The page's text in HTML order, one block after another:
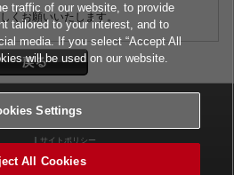
くお願いいたします。
サイトポリシー
お問い合わせ
traffic of our website, to provide
tailored to your interest, and to
media. If you select “Accept All
will be used on our website.
Settings
All Cookies